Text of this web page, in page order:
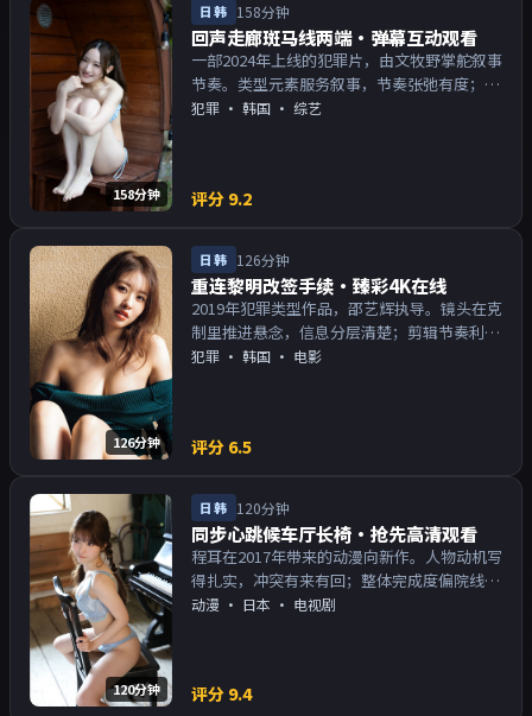
158分钟
日韩 158分钟
回声走廊斑马线两端·弹幕互动观看
一部2024年上线的犯罪片，由文牧野掌舵叙事
节奏。类型元素服务叙事，节奏张弛有度；对
白密度高，留意潜台词。主演以演技派为主，
犯罪 · 韩国 · 综艺
评分 9.2
126分钟
日韩 126分钟
重连黎明改签手续·臻彩4K在线
2019年犯罪类型作品，邵艺辉执导。镜头在克
制里推进悬念，信息分层清楚；剪辑节奏利
落，观感顺滑。主演以演技派为主，适合喜欢
犯罪 · 韩国 · 电影
评分 6.5
120分钟
日韩 120分钟
同步心跳候车厅长椅·抢先高清观看
程耳在2017年带来的动漫向新作。人物动机写
得扎实，冲突有来有回；整体完成度偏院线质
感。主演以演技派为主，适合喜欢强叙事与人
动漫 · 日本 · 电视剧
评分 9.4